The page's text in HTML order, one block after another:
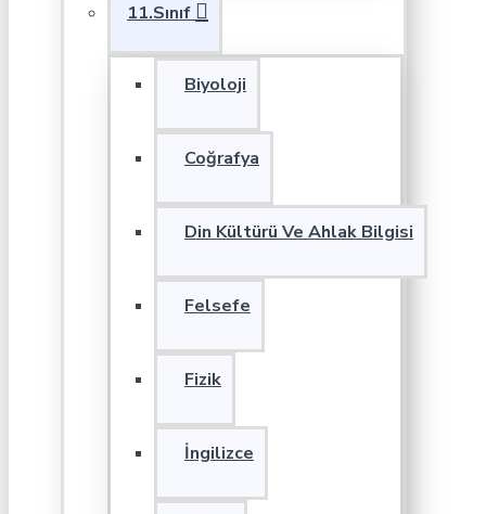
11.Sınıf
Biyoloji
Coğrafya
Din Kültürü Ve Ahlak Bilgisi
Felsefe
Fizik
İngilizce